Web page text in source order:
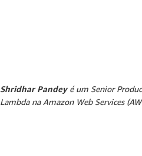
Shridhar Pandeyé um Senior
Lambda na Amazon Web Services